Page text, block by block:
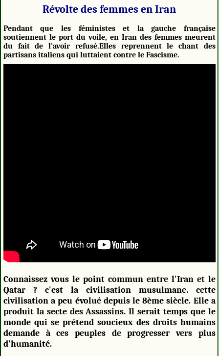
Révolte des femmes en Iran
Pendant que les féministes et la gauche française
soutiennent le port du voile, en Iran des femmes meurent
du fait de l'avoir refusé.Elles reprennent le chant des
partisans italiens qui luttaient contre le Fascisme.
Connaissez vous le point commun entre l'Iran et le
Qatar ? c'est la civilisation musulmane. cette
civilisation a peu évolué depuis le 8ème siècle. Elle a
produit la secte des Assassins. Il serait temps que le
monde qui se prétend soucieux des droits humains
demande à ces peuples de progresser vers plus
d'humanité.